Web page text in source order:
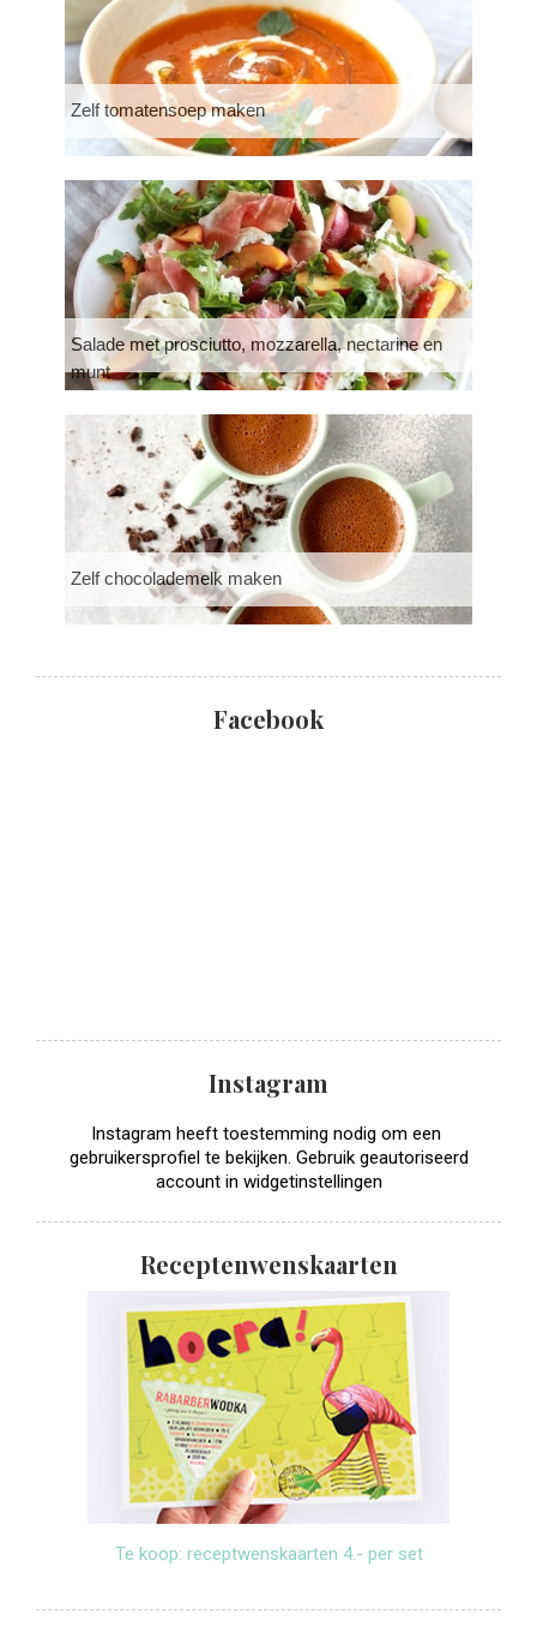
Zelf tomatensoep maken
Salade met prosciutto, mozzarella, nectarine en
munt
Zelf chocolademelk maken
Facebook
Instagram
Instagram heeft toestemming nodig om een ​​
gebruikersprofiel te bekijken. Gebruik geautoriseerd
account in widgetinstellingen
Receptenwenskaarten
Te koop: receptwenskaarten 4.- per set